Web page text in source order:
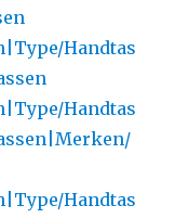
Handtas
Handtas
Handtas